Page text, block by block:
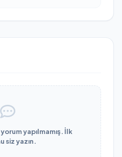
yapılmamış. İlk
siz yazın.